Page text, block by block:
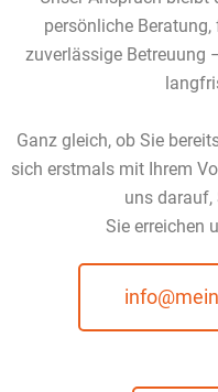
persönliche
zuverlässige Betreuung
Ganz gleich, ob Sie
sich erstmals mit Ihrem
uns darauf,
Sie erreichen